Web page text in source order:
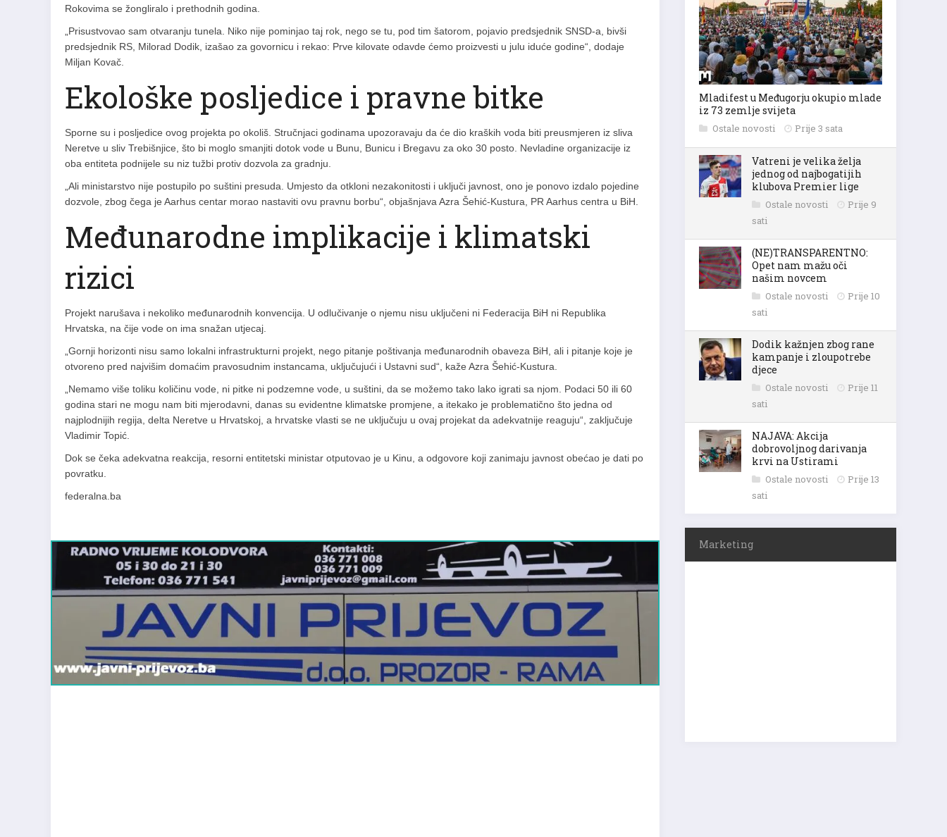
Rokovima se žongliralo i prethodnih godina.
„Prisustvovao sam otvaranju tunela. Niko nije pominjao taj rok, nego se tu, pod tim šatorom, pojavio predsjednik SNSD-a, bivši
predsjednik RS, Milorad Dodik, izašao za govornicu i rekao: Prve kilovate odavde ćemo proizvesti u julu iduće godine“, dodaje
Miljan Kovač.
Ekološke posljedice i pravne bitke
Sporne su i posljedice ovog projekta po okoliš. Stručnjaci godinama upozoravaju da će dio kraških voda biti preusmjeren iz sliva
Neretve u sliv Trebišnjice, što bi moglo smanjiti dotok vode u Bunu, Bunicu i Bregavu za oko 30 posto. Nevladine organizacije iz
oba entiteta podnijele su niz tužbi protiv dozvola za gradnju.
„Ali ministarstvo nije postupilo po suštini presuda. Umjesto da otkloni nezakonitosti i uključi javnost, ono je ponovo izdalo pojedine
dozvole, zbog čega je Aarhus centar morao nastaviti ovu pravnu borbu“, objašnjava Azra Šehić-Kustura, PR Aarhus centra u BiH.
Međunarodne implikacije i klimatski
rizici
Projekt narušava i nekoliko međunarodnih konvencija. U odlučivanje o njemu nisu uključeni ni Federacija BiH ni Republika
Hrvatska, na čije vode on ima snažan utjecaj.
„Gornji horizonti nisu samo lokalni infrastrukturni projekt, nego pitanje poštivanja međunarodnih obaveza BiH, ali i pitanje koje je
otvoreno pred najvišim domaćim pravosudnim instancama, uključujući i Ustavni sud“, kaže Azra Šehić-Kustura.
„Nemamo više toliku količinu vode, ni pitke ni podzemne vode, u suštini, da se možemo tako lako igrati sa njom. Podaci 50 ili 60
godina stari ne mogu nam biti mjerodavni, danas su evidentne klimatske promjene, a itekako je problematično što jedna od
najplodnijih regija, delta Neretve u Hrvatskoj, a hrvatske vlasti se ne uključuju u ovaj projekat da adekvatnije reaguju“, zaključuje
Vladimir Topić.
Dok se čeka adekvatna reakcija, resorni entitetski ministar otputovao je u Kinu, a odgovore koji zanimaju javnost obećao je dati po
povratku.
federalna.ba
Mladifest u Međugorju okupio mlade
iz 73 zemlje svijeta
Ostale novosti Prije 3 sata
Vatreni je velika želja
jednog od najbogatijih
klubova Premier lige
Ostale novosti
Prije 9
sati
(NE)TRANSPARENTNO:
Opet nam mažu oči
našim novcem
Ostale novosti
Prije 10
sati
Dodik kažnjen zbog rane
kampanje i zloupotrebe
djece
Ostale novosti
Prije 11
sati
NAJAVA: Akcija
dobrovoljnog darivanja
krvi na Ustirami
Ostale novosti
Prije 13
sati
Marketing